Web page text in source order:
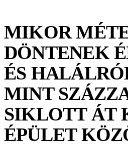
MIKOR
DÖNTENEK
ÉS
MINT
SIKLOTT ÁT
ÉPÜLET